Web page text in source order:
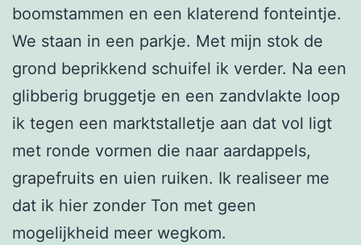
boomstammen en een klaterend fonteintje.
We staan in een parkje. Met mijn stok de
grond beprikkend schuifel ik verder. Na een
glibberig bruggetje en een zandvlakte loop
ik tegen een marktstalletje aan dat vol ligt
met ronde vormen die naar aardappels,
grapefruits en uien ruiken. Ik realiseer me
dat ik hier zonder Ton met geen
mogelijkheid meer wegkom.